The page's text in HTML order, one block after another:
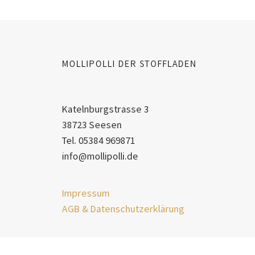
MOLLIPOLLI DER STOFFLADEN
Katelnburgstrasse 3
38723 Seesen
Tel. 05384 969871
info@mollipolli.de
Impressum
AGB & Datenschutzerklärung